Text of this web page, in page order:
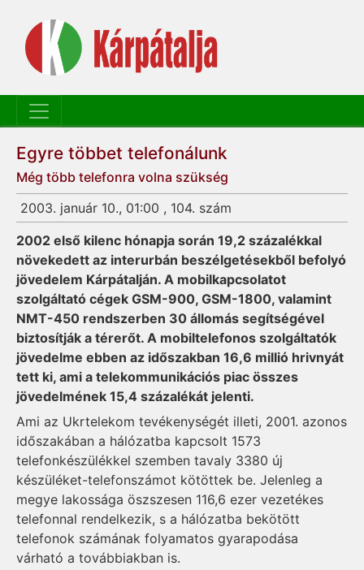
Egyre többet telefonálunk
Még több telefonra volna szükség
2003. január 10., 01:00 , 104. szám
2002 első kilenc hónapja során 19,2 százalékkal
növekedett az interurbán beszél­geté­sekből befolyó
jövedelem Kár­pátalján. A mobilkapcsolatot
szolgáltató cégek GSM-900, GSM-1800, valamint
NMT-450 rendszerben 30 állomás segítségével
biztosítják a térerőt. A mobiltelefonos szolgáltatók
jövedelme ebben az időszakban 16,6 millió hriv­nyát
tett ki, ami a telekommunikációs piac összes
jövedelmének 15,4 százalékát jelenti.
Ami az Ukrtelekom tevékenységét illeti, 2001. azonos
időszakában a hálózatba kapcsolt 1573
telefonkészülékkel szem­ben tavaly 3380 új
készüléket-telefonszámot kötöttek be. Jelenleg a
megye lakossága ösz­szesen 116,6 ezer ve­zetékes
telefonnal rendelkezik, s a hálózatba bekötött
telefonok számának fo­lya­ma­tos gyarapodása
várható a továbbiakban is.